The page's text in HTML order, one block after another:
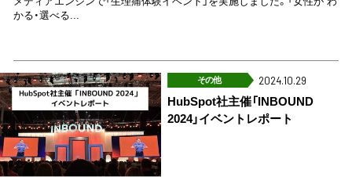
かる・選べる...
その他 2024.10.29
HubSpot社主催「INBOUND
2024」イベントレポート